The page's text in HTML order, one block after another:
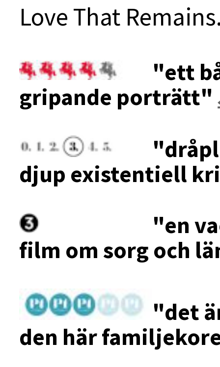
Love That
"ett
gripande porträtt"
djup existentiell
"en
film om sorg och
"det
den här